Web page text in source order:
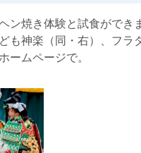
焼き体験と試食ができ
も神楽（同・右）、フ
ムページで。